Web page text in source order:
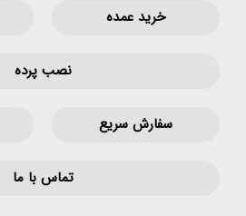
خرید عمده
نصب پرده
سفارش سریع
تماس با ما